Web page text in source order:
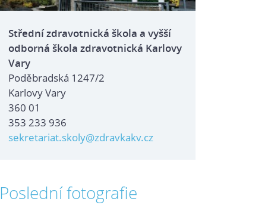
Střední zdravotnická škola a vyšší
odborná škola zdravotnická Karlovy
Vary
Poděbradská 1247/2
Karlovy Vary
360 01
353 233 936
sekretariat.skoly@zdravkakv.cz
Poslední fotografie